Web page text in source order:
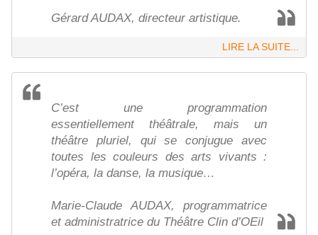
Gérard AUDAX, directeur artistique.
LIRE LA SUITE...
C’est une programmation
essentiellement théâtrale, mais un
théâtre pluriel, qui se conjugue avec
toutes les couleurs des arts vivants :
l’opéra, la danse, la musique…
Marie-Claude AUDAX, programmatrice
et administratrice du Théâtre Clin d’OEil